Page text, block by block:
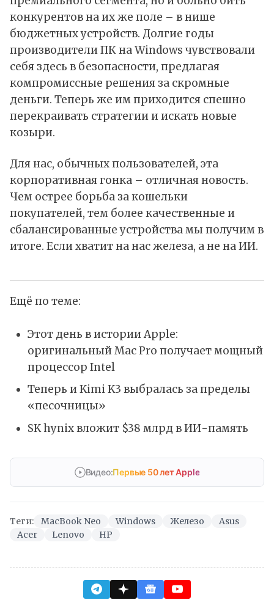
конкурентов на их же поле – в нише
бюджетных устройств. Долгие годы
производители ПК на Windows чувствовали
себя здесь в безопасности, предлагая
компромиссные решения за скромные
деньги. Теперь же им приходится спешно
перекраивать стратегии и искать новые
козыри.
Для нас, обычных пользователей, эта
корпоративная гонка – отличная новость.
Чем острее борьба за кошельки
покупателей, тем более качественные и
сбалансированные устройства мы получим в
итоге. Если хватит на нас железа, а не на ИИ.
Ещё по теме:
Этот день в истории Apple:
оригинальный Mac Pro получает мощный
процессор Intel
Теперь и Kimi K3 выбралась за пределы
«песочницы»
SK hynix вложит $38 млрд в ИИ-память
Видео:Первые 50 лет Apple
Теги: MacBook Neo Windows Железо
Asus
Acer
Lenovo HP